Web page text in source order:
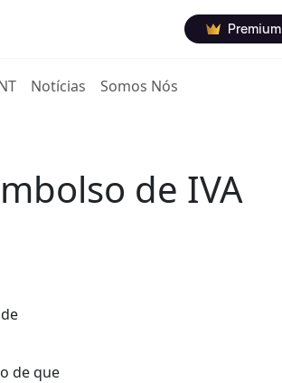
Premium
Notícias Somos Nós
de IVA
de que